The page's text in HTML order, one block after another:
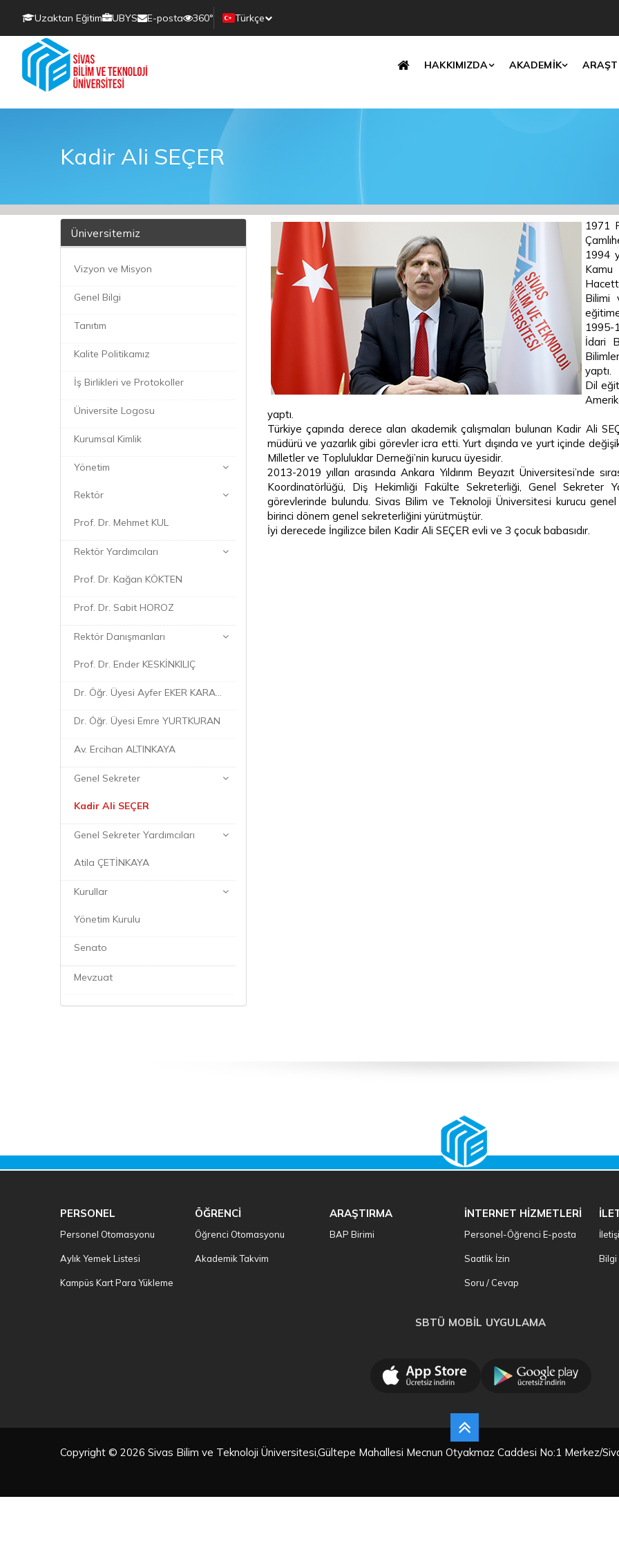
Uzaktan Eğitim UBYS E-posta 360°
Türkçe
Translate
HAKKIMIZDA AKADEMİK
Kadir Ali SEÇER
Üniversitemiz
Vizyon ve Misyon
Genel Bilgi
Tanıtım
Kalite Politikamız
İş Birlikleri ve Protokoller
Üniversite Logosu
Kurumsal Kimlik
Yönetim
Rektör
Prof. Dr. Mehmet KUL
Rektör Yardımcıları
Prof. Dr. Kağan KÖKTEN
Prof. Dr. Sabit HOROZ
Rektör Danışmanları
Prof. Dr. Ender KESKİNKILIÇ
Dr. Öğr. Üyesi Ayfer EKER KARAKAYA
Dr. Öğr. Üyesi Emre YURTKURAN
Av. Ercihan ALTINKAYA
Genel Sekreter
Kadir Ali SEÇER
Genel Sekreter Yardımcıları
Atila ÇETİNKAYA
Kurullar
Yönetim Kurulu
Senato
Mevzuat
1971
1994
Bilimi
1995-
İdari
yaptı.
Dil
yaptı.
Türkiye çapında derece alan akademik çalışmaları bulunan Kadir Ali
müdürü ve yazarlık gibi görevler icra etti. Yurt dışında ve yurt içinde
Milletler ve Topluluklar Derneği’nin kurucu üyesidir.
2013-2019 yılları arasında Ankara Yıldırım Beyazıt Üniversitesi’nde
Koordinatörlüğü, Diş Hekimliği Fakülte Sekreterliği, Genel Sekreter
görevlerinde bulundu. Sivas Bilim ve Teknoloji Üniversitesi kurucu
birinci dönem genel sekreterliğini yürütmüştür.
İyi derecede İngilizce bilen Kadir Ali SEÇER evli ve 3 çocuk babasıdır.
PERSONEL
Personel Otomasyonu
Aylık Yemek Listesi
Kampüs Kart Para Yükleme
ÖĞRENCİ
Öğrenci Otomasyonu
Akademik Takvim
ARAŞTIRMA
BAP Birimi
İNTERNET HİZMETLERİ
Personel-Öğrenci E-posta
Saatlik İzin
Soru / Cevap
Bilgi
SBTÜ MOBİL UYGULAMA
Copyright © 2026 Sivas Bilim ve Teknoloji Üniversitesi,Gültepe Mahallesi Mecnun Otyakmaz Caddesi No:1 Merkez/